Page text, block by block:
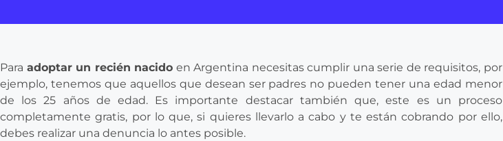
Para adoptar un recién nacido en Argentina necesitas cumplir una serie de requisitos, por
ejemplo, tenemos que aquellos que desean ser padres no pueden tener una edad menor
de los 25 años de edad. Es importante destacar también que, este es un proceso
completamente gratis, por lo que, si quieres llevarlo a cabo y te están cobrando por ello,
debes realizar una denuncia lo antes posible.